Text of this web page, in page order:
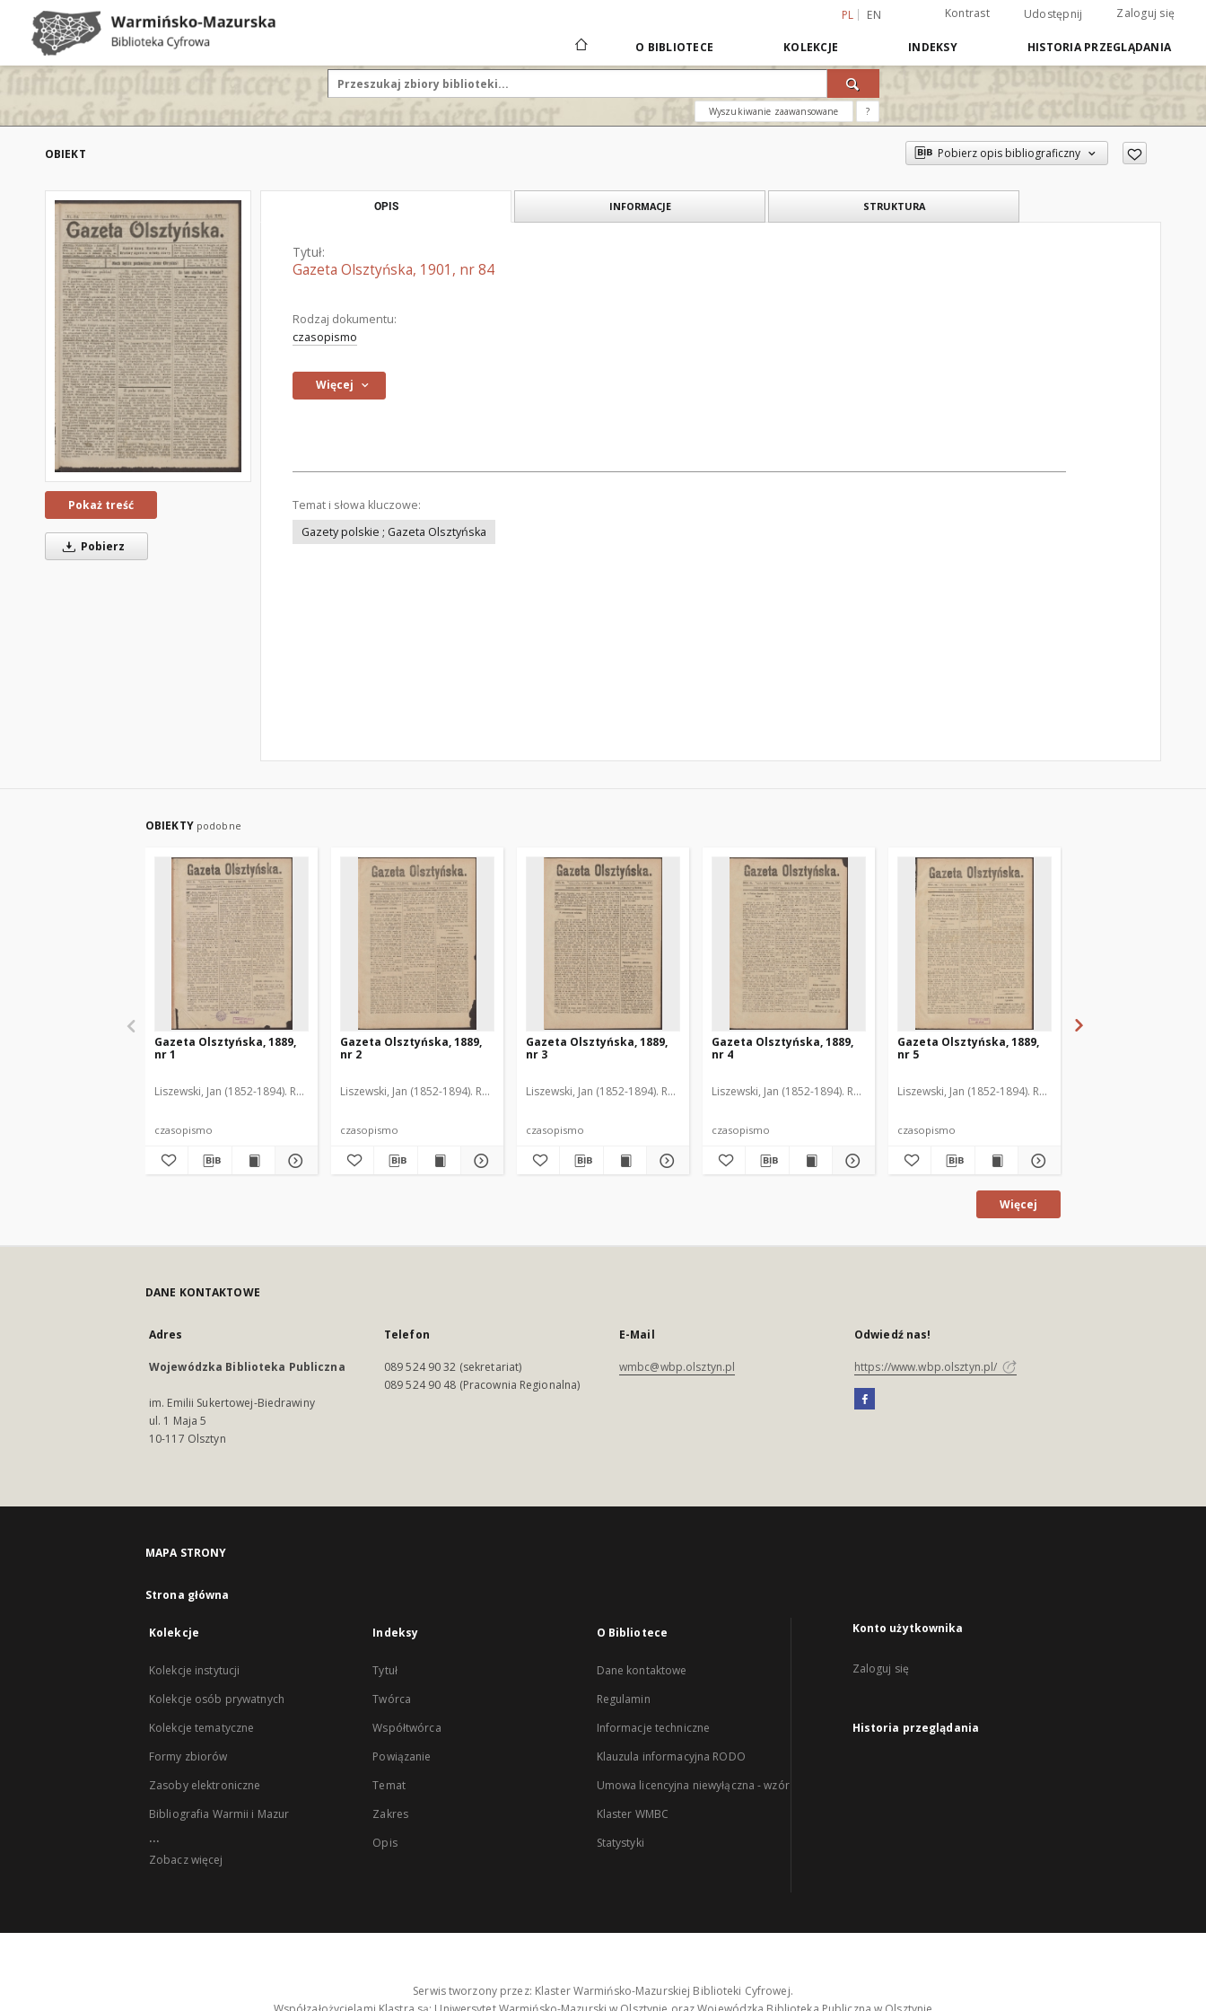
PL EN Kontrast Udostępnij Zaloguj się
O BIBLIOTECE KOLEKCJE INDEKSY HISTORIA PRZEGLĄDANIA
Wyszukiwanie zaawansowane ?
OBIEKT Pobierz opis bibliograficzny
Pokaż treść
Pobierz
OPIS INFORMACJE STRUKTURA
Tytuł:
Gazeta Olsztyńska, 1901, nr 84
Rodzaj dokumentu:
czasopismo
Więcej
Temat i słowa kluczowe:
Gazety polskie ; Gazeta Olsztyńska
OBIEKTY podobne
Gazeta Olsztyńska, 1889,
nr 1
Liszewski, Jan (1852-1894). Red.
czasopismo
Gazeta Olsztyńska, 1889,
nr 2
Liszewski, Jan (1852-1894). Red.
czasopismo
Gazeta Olsztyńska, 1889,
nr 3
Liszewski, Jan (1852-1894). Red.
czasopismo
Gazeta Olsztyńska, 1889,
nr 4
Liszewski, Jan (1852-1894). Red.
czasopismo
Gazeta Olsztyńska, 1889,
nr 5
Liszewski, Jan (1852-1894). Red.
czasopismo
Więcej
DANE KONTAKTOWE
Adres
Wojewódzka Biblioteka Publiczna
im. Emilii Sukertowej-Biedrawiny
ul. 1 Maja 5
10-117 Olsztyn
Telefon
089 524 90 32 (sekretariat)
089 524 90 48 (Pracownia Regionalna)
E-Mail
wmbc@wbp.olsztyn.pl
Odwiedź nas!
https://www.wbp.olsztyn.pl/
MAPA STRONY
Strona główna
Kolekcje
Kolekcje instytucji
Kolekcje osób prywatnych
Kolekcje tematyczne
Formy zbiorów
Zasoby elektroniczne
Bibliografia Warmii i Mazur
...
Zobacz więcej
Indeksy
Tytuł
Twórca
Współtwórca
Powiązanie
Temat
Zakres
Opis
O Bibliotece
Dane kontaktowe
Regulamin
Informacje techniczne
Klauzula informacyjna RODO
Umowa licencyjna niewyłączna - wzór
Klaster WMBC
Statystyki
Konto użytkownika
Zaloguj się
Historia przeglądania
Serwis tworzony przez: Klaster Warmińsko-Mazurskiej Biblioteki Cyfrowej.